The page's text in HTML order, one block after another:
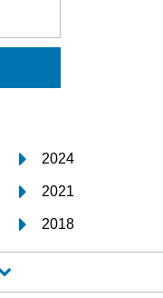
2024
2021
2018
2015
2012